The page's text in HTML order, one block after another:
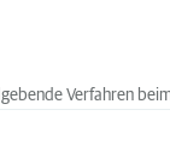
Verfahren